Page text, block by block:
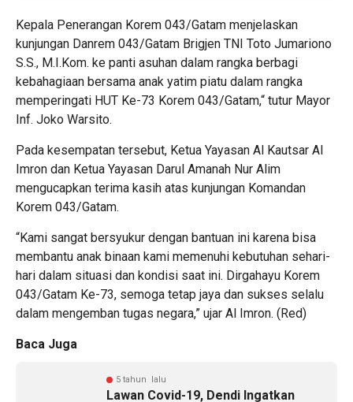
Kepala Penerangan Korem 043/Gatam menjelaskan
kunjungan Danrem 043/Gatam Brigjen TNI Toto Jumariono
S.S., M.I.Kom. ke panti asuhan dalam rangka berbagi
kebahagiaan bersama anak yatim piatu dalam rangka
memperingati HUT Ke-73 Korem 043/Gatam,“ tutur Mayor
Inf. Joko Warsito.
Pada kesempatan tersebut, Ketua Yayasan Al Kautsar Al
Imron dan Ketua Yayasan Darul Amanah Nur Alim
mengucapkan terima kasih atas kunjungan Komandan
Korem 043/Gatam.
“Kami sangat bersyukur dengan bantuan ini karena bisa
membantu anak binaan kami memenuhi kebutuhan sehari-
hari dalam situasi dan kondisi saat ini. Dirgahayu Korem
043/Gatam Ke-73, semoga tetap jaya dan sukses selalu
dalam mengemban tugas negara,” ujar Al Imron. (Red)
Baca Juga
5 tahun lalu
Lawan Covid-19, Dendi Ingatkan